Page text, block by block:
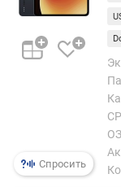
)
ч
а
р
а
Спросить
ГБ
ГБ